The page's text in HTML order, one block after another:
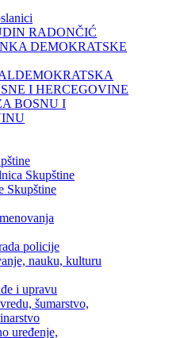
RADONČIĆ
DEMOKRATSKE
I HERCEGOVINE
BOSNU I
Skupštine
Skupštine
policije
nauku, kulturu
i upravu
šumarstvo,
uređenje,